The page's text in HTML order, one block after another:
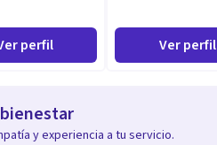
perfil Ver perfil
y experiencia a tu servicio.